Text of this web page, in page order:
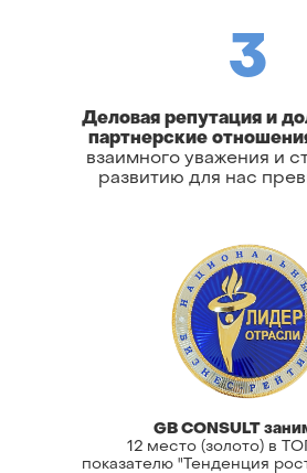
Деловая репутация и
партнерские
взаимного уважения и
развитию для нас
3
GB CONSULT
12 место (золото) в
показателю "Тенденция